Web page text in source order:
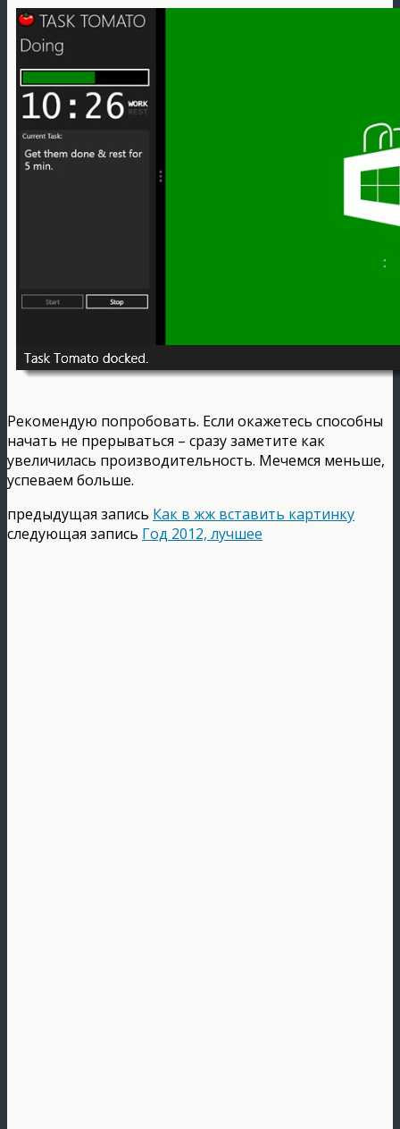
Рекомендую попробовать. Если окажетесь способны
начать не прерываться – сразу заметите как
увеличилась производительность. Мечемся меньше,
успеваем больше.
предыдущая запись Как в жж вставить картинку
следующая запись Год 2012, лучшее